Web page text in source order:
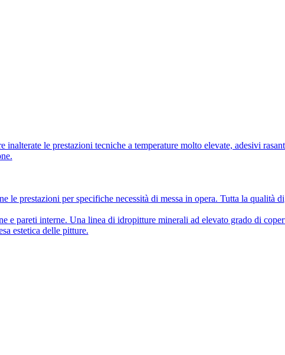
le prestazioni tecniche a temperature molto elevate, adesivi
prestazioni per specifiche necessità di messa in opera. Tutta la qualità di
e pareti interne. Una linea di idropitture minerali ad elevato grado di
estetica delle pitture.